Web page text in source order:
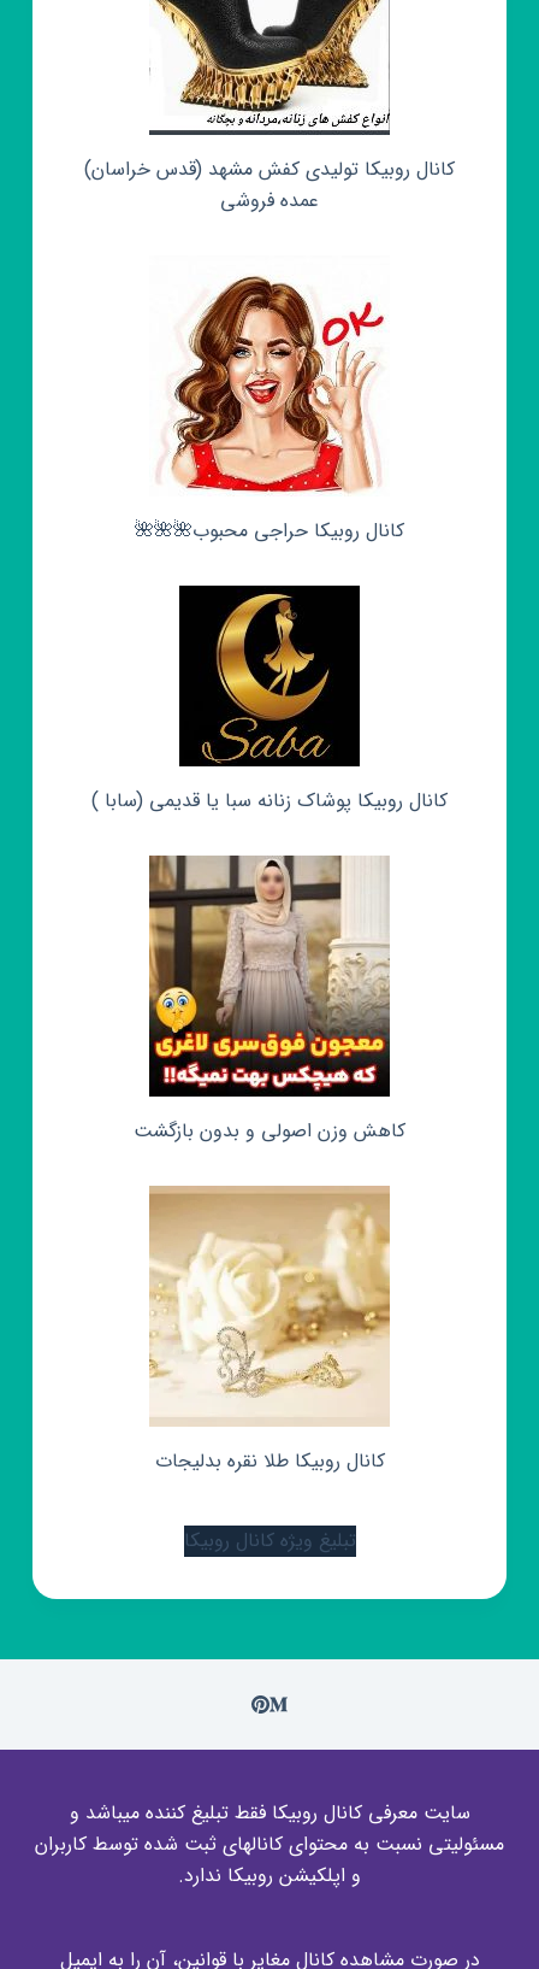
کانال روبیکا تولیدی کفش مشهد (قدس خراسان)
عمده فروشی
کانال روبیکا حراجی محبوب🌺🌺🌺
کانال روبیکا پوشاک زنانه سبا یا قدیمی (سابا )
کاهش وزن اصولی و بدون بازگشت
کانال روبیکا طلا نقره بدلیجات
تبلیغ ویژه کانال روبیکا
سایت معرفی کانال روبیکا فقط تبلیغ کننده میباشد و
مسئولیتی نسبت به محتوای کانالهای ثبت شده توسط کاربران
و اپلکیشن روبیکا ندارد.
در صورت مشاهده کانال مغایر با قوانین، آن را به ایمیل